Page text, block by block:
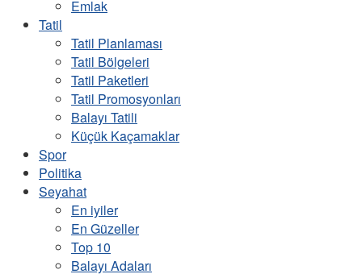
Emlak
Tatil
Tatil Planlaması
Tatil Bölgeleri
Tatil Paketleri
Tatil Promosyonları
Balayı Tatili
Küçük Kaçamaklar
Spor
Politika
Seyahat
En iyiler
En Güzeller
Top 10
Balayı Adaları